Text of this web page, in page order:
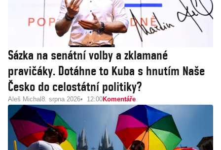
Sázka na senátní volby a zklamané
pravičáky. Dotáhne to Kuba s hnutím Naše
Česko do celostátní politiky?
Aleš Michal 8. srpna 2026 12:00Komentáře